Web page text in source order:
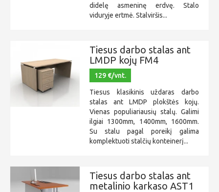
didelę asmeninę erdvę. Stalo
viduryje ertmė. Stalviršis...
Tiesus darbo stalas ant
LMDP kojų FM4
129 €/vnt.
Tiesus klasikinis uždaras darbo
stalas ant LMDP plokštės kojų.
Vienas populiariausių stalų. Galimi
ilgiai 1300mm, 1400mm, 1600mm.
Su stalu pagal poreikį galima
komplektuoti stalčių konteinerį...
Tiesus darbo stalas ant
metalinio karkaso AST1